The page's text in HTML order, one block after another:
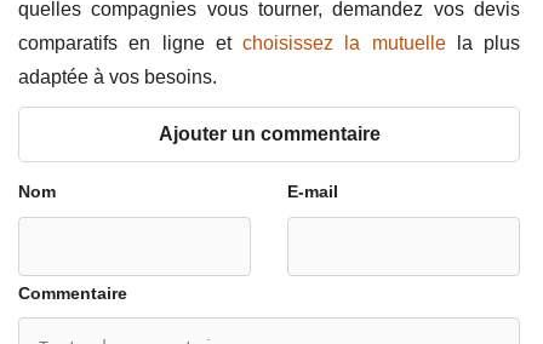
quelles compagnies vous tourner, demandez vos devis
comparatifs en ligne et choisissez la mutuellela plus
adaptée à vos besoins.
Ajouter un commentaire
Nom E-mail
Commentaire